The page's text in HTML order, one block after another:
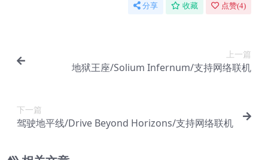
分享 收藏 点赞(4)
上一篇
地狱王座/Solium Infernum/支持网络联机
下一篇
驾驶地平线/Drive Beyond Horizons/支持网络联机